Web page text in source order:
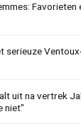
Favorieten
serieuze
uit na vertrek
niet"